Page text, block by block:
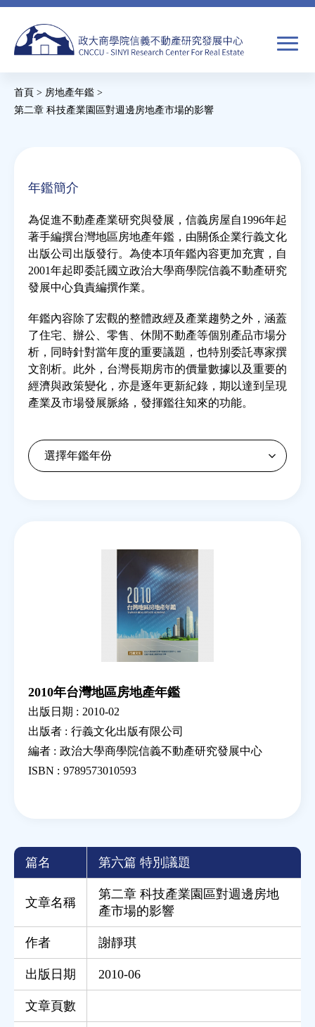
Jump
navigation
搜
單
搜
尋
教育推廣
房市分析
研究獎勵
房地產年鑑
電子報
您
裡
首頁 > 房地產年鑑 >
第二章 科技產業園區對週邊房地產市場的影響
年鑑簡介
為促進不動產產業研究與發展，信義房屋自1996年起
著手編撰台灣地區房地產年鑑，由關係企業行義文化
出版公司出版發行。為使本項年鑑內容更加充實，自
2001年起即委託國立政治大學商學院信義不動產研究
發展中心負責編撰作業。
年鑑內容除了宏觀的整體政經及產業趨勢之外，涵蓋
了住宅、辦公、零售、休閒不動產等個別產品市場分
析，同時針對當年度的重要議題，也特別委託專家撰
文剖析。此外，台灣長期房市的價量數據以及重要的
經濟與政策變化，亦是逐年更新紀錄，期以達到呈現
產業及市場發展脈絡，發揮鑑往知來的功能。
2010年台灣地區房地產年鑑
出版日期 : 2010-02
出版者 : 行義文化出版有限公司
編者 : 政治大學商學院信義不動產研究發展中心
ISBN : 9789573010593
篇名 第六篇 特別議題
文章名稱
第二章 科技產業園區對週邊房地
產市場的影響
作者 謝靜琪
出版日期 2010-06
文章頁數